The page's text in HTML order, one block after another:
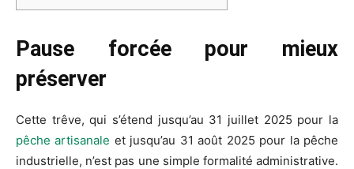
Pause forcée pour mieux
préserver
Cette trêve, qui s’étend jusqu’au 31 juillet 2025 pour la
pêche artisanale et jusqu’au 31 août 2025 pour la pêche
industrielle, n’est pas une simple formalité administrative.